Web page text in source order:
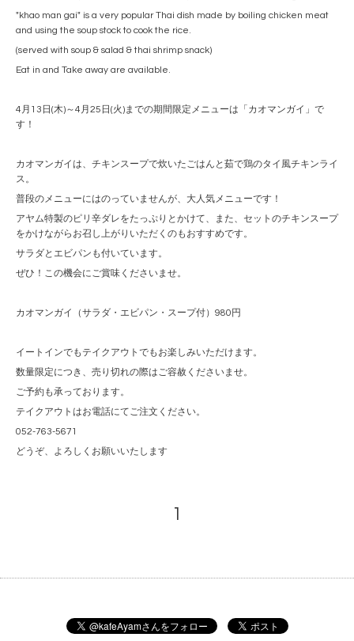
"khao man gai" is a very popular Thai dish made by boiling chicken meat
and using the soup stock to cook the rice.
(served with soup & salad & thai shrimp snack)
Eat in and Take away are available.
4月13日(木)～4月25日(火)までの期間限定メニューは「カオマンガイ」で
す！
カオマンガイは、チキンスープで炊いたごはんと茹で鶏のタイ風チキンライ
ス。
普段のメニューにはのっていませんが、大人気メニューです！
アヤム特製のピリ辛ダレをたっぷりとかけて、また、セットのチキンスープ
をかけながらお召し上がりいただくのもおすすめです。
サラダとエビパンも付いています。
ぜひ！この機会にご賞味くださいませ。
カオマンガイ（サラダ・エビパン・スープ付）980円
イートインでもテイクアウトでもお楽しみいただけます。
数量限定につき、売り切れの際はご容赦くださいませ。
ご予約も承っております。
テイクアウトはお電話にてご注文ください。
052-763-5671
どうぞ、よろしくお願いいたします
1